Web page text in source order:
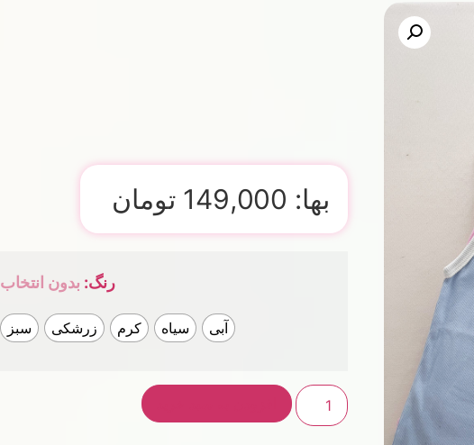
بها: 149,000 تومان
رنگ: بدون انتخاب
آبی سیاه کرم زرشکی سبز